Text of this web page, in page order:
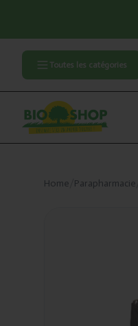
Toutes les catégories
Home Parapharmacie